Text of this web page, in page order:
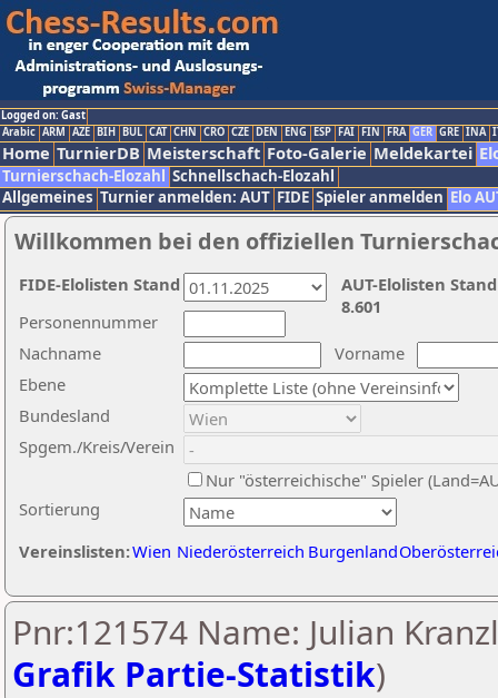
Logged on: Gast
Arabic ARM AZE BIH BUL CAT CHN CRO CZE DEN ENG ESP FAI FIN FRA GER GRE INA
Home TurnierDB Meisterschaft Foto-Galerie Meldekartei
Turnierschach-Elozahl Schnellschach-Elozahl
Allgemeines Turnier anmelden: AUT FIDE Spieler anmelden Elo
Willkommen bei den offiziellen
Nachname
Vorname
Ebene
Sortierung
Personennummer
Bundesland
Spgem./Kreis/Verein
Nur "österreichische" Spieler
Vereinslisten:Wien Niederösterreich Burgenland
AUT-Elolisten
8.601
FIDE-Elolisten Stand
Pnr:121574 Name: Julian
Grafik Partie-Statistik)